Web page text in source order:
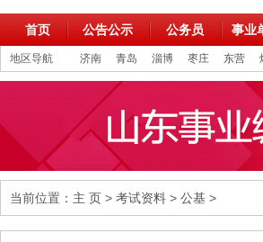
首页 公告公示 公务员 事业
地区导航 济南 青岛 淄博 枣庄 东营
当前位置： 主 页 > 考试资料 > 公基 >